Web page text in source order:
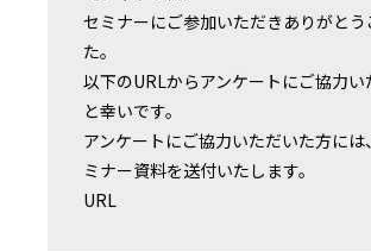
セミナーにご参加いただきありがとう
た。
以下のURLからアンケートにご協力い
と幸いです。
アンケートにご協力いただいた方には
ミナー資料を送付いたします。
URL